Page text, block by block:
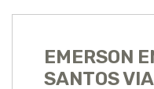
EMERSON
SANTOS